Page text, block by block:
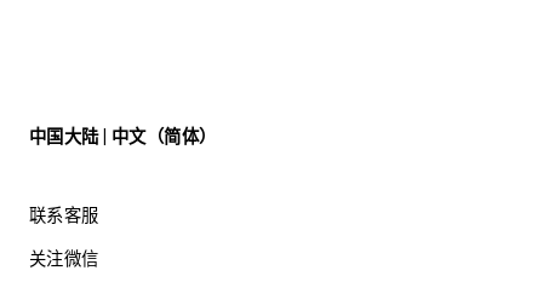
中国大陆 | 中文（简体）
联系客服
关注微信